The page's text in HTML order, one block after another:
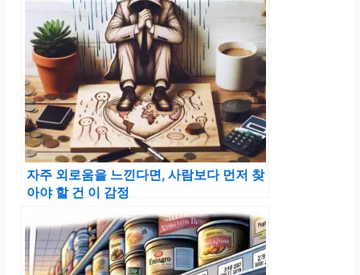
자주 외로움을 느낀다면, 사람보다 먼저 찾
아야 할 건 이 감정